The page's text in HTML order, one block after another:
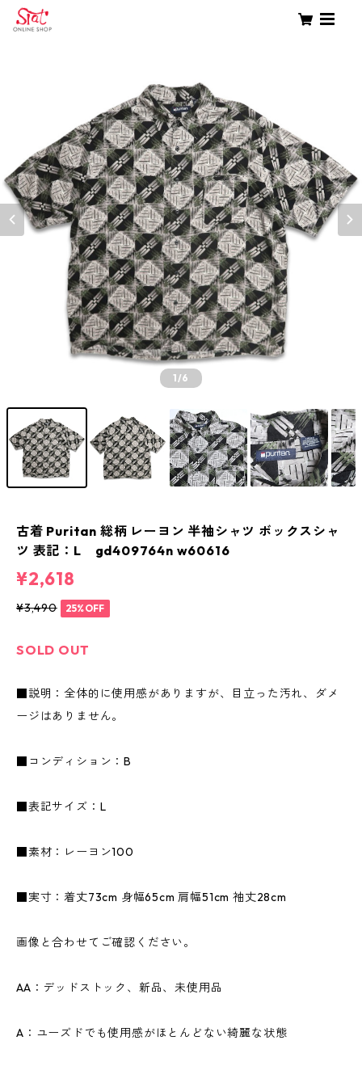
1/6
古着 Puritan 総柄 レーヨン 半袖シャツ ボックスシャ
ツ 表記：L gd409764n w60616
¥2,618
¥3,490 25%OFF
SOLD OUT
■説明：全体的に使用感がありますが、目立った汚れ、ダメ
ージはありません。
■コンディション：B
■表記サイズ：L
■素材：レーヨン100
■実寸：着丈73cm 身幅65cm 肩幅51cm 袖丈28cm
画像と合わせてご確認ください。
AA：デッドストック、新品、未使用品
A：ユーズドでも使用感がほとんどない綺麗な状態